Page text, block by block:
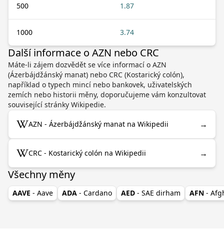
500 1.87
1000 3.74
Další informace o AZN nebo CRC
Máte-li zájem dozvědět se více informací o AZN
(Ázerbájdžánský manat) nebo CRC (Kostarický colón),
například o typech mincí nebo bankovek, uživatelských
zemích nebo historii měny, doporučujeme vám konzultovat
související stránky Wikipedie.
AZN - Ázerbájdžánský manat na Wikipedii →
CRC - Kostarický colón na Wikipedii →
Všechny měny
AAVE - Aave ADA - Cardano AED - SAE dirham AFN -